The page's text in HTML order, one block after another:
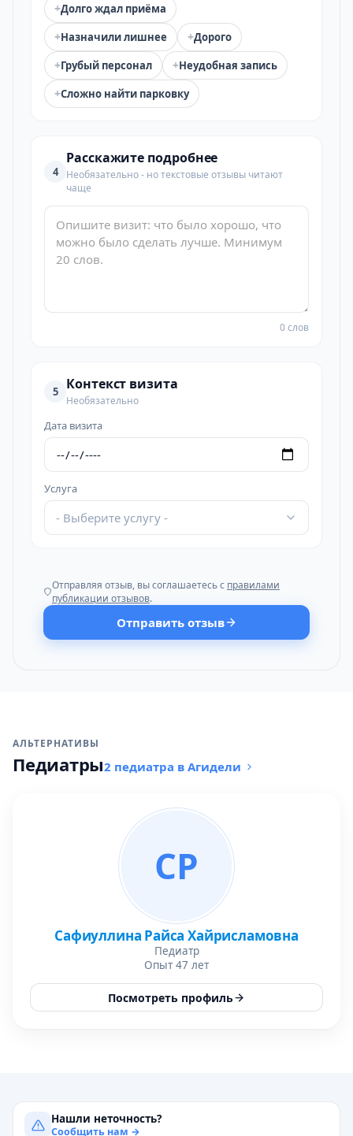
+Долго ждал приёма
+Назначили лишнее +Дорого
+Грубый персонал +Неудобная запись
+Сложно найти парковку
4
Расскажите подробнее
Необязательно - но текстовые отзывы читают
чаще
0 слов
5 Контекст визита
Необязательно
Дата визита
Услуга
- Выберите услугу -
Отправляя отзыв, вы соглашаетесь с правилами
публикации отзывов.
Отправить отзыв
АЛЬТЕРНАТИВЫ
Педиатры2 педиатра в Агидели
СР
Сафиуллина Райса Хайрисламовна
Педиатр
Опыт 47 лет
Посмотреть профиль
Нашли неточность?
Сообщить нам →